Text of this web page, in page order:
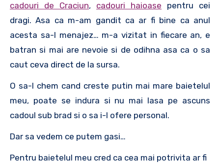
cadouri de Craciun, cadouri haioase pentru cei
dragi. Asa ca m-am gandit ca ar fi bine ca anul
acesta sa-l menajez… m-a vizitat in fiecare an, e
batran si mai are nevoie si de odihna asa ca o sa
caut ceva direct de la sursa.
O sa-l chem cand creste putin mai mare baietelul
meu, poate se indura si nu mai lasa pe ascuns
cadoul sub brad si o sa i-l ofere personal.
Dar sa vedem ce putem gasi…
Pentru baietelul meu cred ca cea mai potrivita ar fi